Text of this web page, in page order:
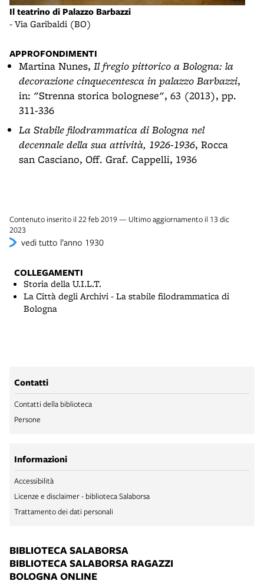
Il teatrino di Palazzo Barbazzi
- Via Garibaldi (BO)
APPROFONDIMENTI
Martina Nunes, Il fregio pittorico a Bologna: la
decorazione cinquecentesca in palazzo Barbazzi,
in: "Strenna storica bolognese", 63 (2013), pp.
311-336
La Stabile filodrammatica di Bologna nel
decennale della sua attività, 1926-1936, Rocca
san Casciano, Off. Graf. Cappelli, 1936
Contenuto inserito il 22 feb 2019 — Ultimo aggiornamento il 13 dic
2023
vedi tutto l’anno 1930
COLLEGAMENTI
Storia della U.I.L.T.
La Città degli Archivi - La stabile filodrammatica di
Bologna
Contatti
Contatti della biblioteca
Persone
Informazioni
Accessibilità
Licenze e disclaimer - biblioteca Salaborsa
Trattamento dei dati personali
BIBLIOTECA SALABORSA
BIBLIOTECA SALABORSA RAGAZZI
BOLOGNA ONLINE